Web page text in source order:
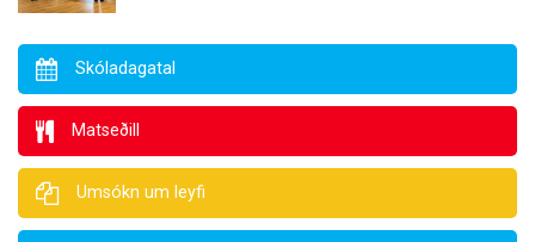
Skóladagatal
Matseðill
Umsókn um leyfi